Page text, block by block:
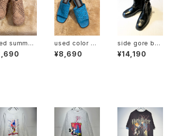
summer
used color sa
ndal
¥8,690
side gore bo
ots "DEAD ST
OCK"
¥14,190